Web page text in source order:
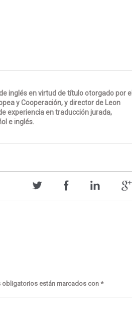
inglés en virtud de título otorgado por el
y Cooperación, y director de Leon
experiencia en traducción jurada,
e inglés.
obligatorios están marcados con *